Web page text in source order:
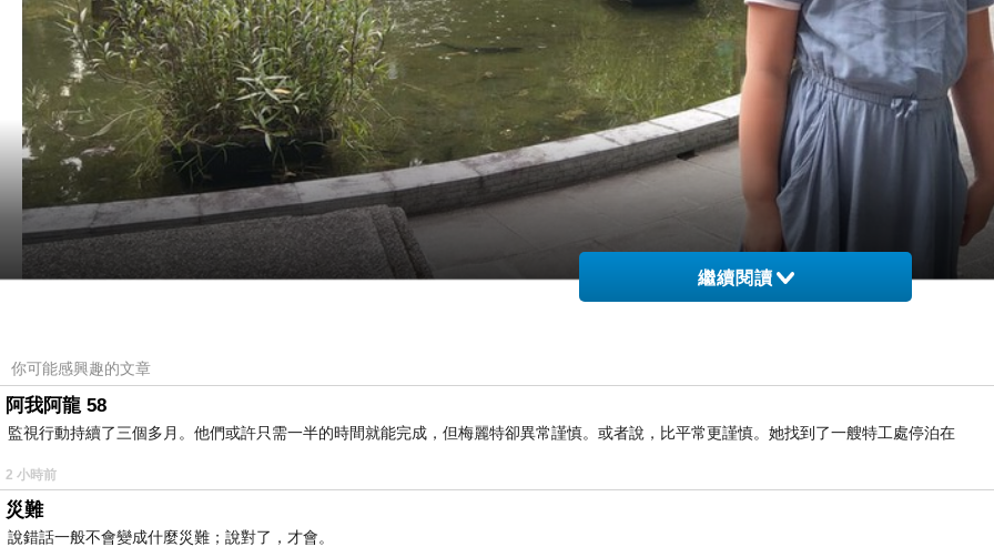
【育兒甘苦談】防曬不防曬
繼續閱讀
你可能感興趣的文章
阿我阿龍 58
監視行動持續了三個多月。他們或許只需一半的時間就能完成，但梅麗特卻異常謹慎。或者說，比平常更謹慎。她找到了一艘特工處停泊在
2 小時前
災難
說錯話一般不會變成什麼災難；說對了，才會。